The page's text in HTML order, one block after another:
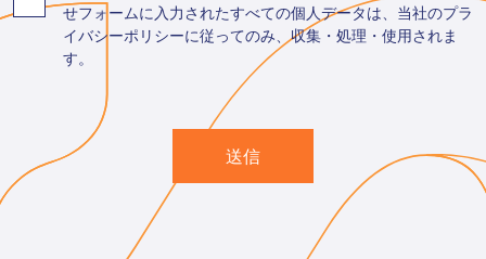
せフォームに入力されたすべての個人データは、当社のプラ
イバシーポリシーに従ってのみ、収集・処理・使用されま
す。
送信